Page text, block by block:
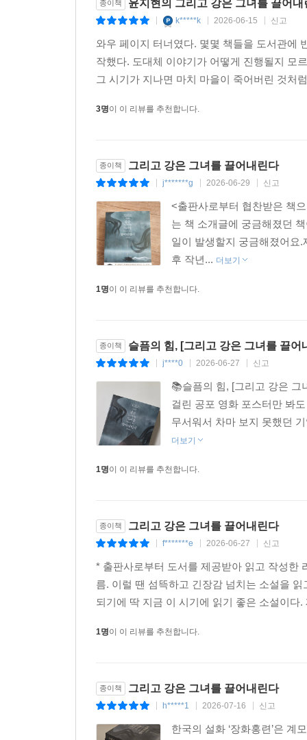
종이책 윤지현의 그리고 강은 그녀를 끌어내
k*****k 2026-06-15 신고
와우 페이지 터너였다. 몇몇 책들을 도서관에
작했다. 도대체 이야기가 어떻게 진행될지 모
그 시기가 지나면 마치 마을이 죽어버린 것처
3명이 이 리뷰를 추천합니다.
종이책 그리고 강은 그녀를 끌어내린다
j*******g 2026-06-29 신고
<출판사로부터 협찬받은 책
는 책 소개글에 궁금해졌던
일이 발생할지 궁금해졌어요
후 작년... 더보기
1명이 이 리뷰를 추천합니다.
종이책 슬픔의 힘, [그리고 강은 그녀를 끌어
j****0 2026-06-27 신고
📚슬픔의 힘, [그리고 강은 그
걸린 공포 영화 포스터만 봐
무서워서 차마 보지 못했던
더보기
1명이 이 리뷰를 추천합니다.
종이책 그리고 강은 그녀를 끌어내린다
f*******e 2026-06-27 신고
* 출판사로부터 도서를 제공받아 읽고 작성한
름. 이럴 땐 섬뜩하고 긴장감 넘치는 소설을
되기에 딱 지금 이 시기에 읽기 좋은 소설이
1명이 이 리뷰를 추천합니다.
종이책 그리고 강은 그녀를 끌어내린다
h*****1 2026-07-16 신고
한국의 설화 ‘장화홍련’은